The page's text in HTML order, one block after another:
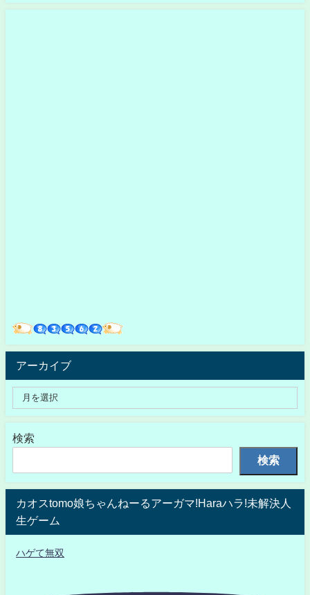
アーカイブ
検索
検索
カオスtomo娘ちゃんねーるアーガマ!Haraハラ!未解決人
生ゲーム
ハゲて無双